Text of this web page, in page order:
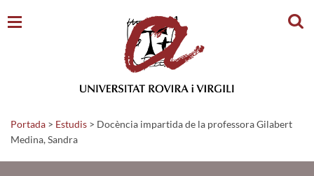
Portada > Estudis > Docència impartida de la professora Gilabert
Medina, Sandra